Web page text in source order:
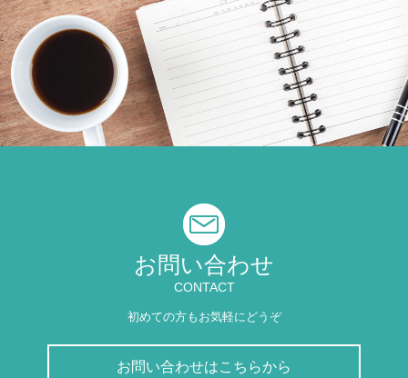
お問い合わせ
CONTACT
初めての方もお気軽にどうぞ
お問い合わせはこちらから